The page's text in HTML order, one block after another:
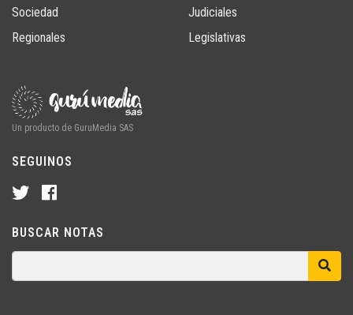
Sociedad
Regionales
Judiciales
Legislativas
Un producto de GuruMedia SAS
SEGUINOS
BUSCAR NOTAS